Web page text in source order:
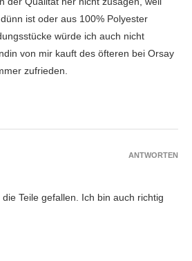
ist oder aus 100% Polyester
würde ich auch nicht
von mir kauft des öfteren bei Orsay
zufrieden.
Teile gefallen. Ich bin auch richtig
ANTWORTEN